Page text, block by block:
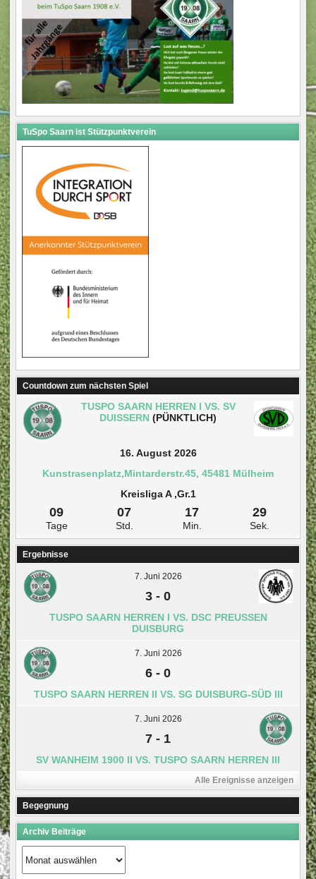
TuSpo Saarn ist Stützpunktverein
Countdown zum nächsten Spiel
TUSPO SAARN HERREN I VS. SV
DUISSERN (PÜNKTLICH)
16. August 2026
Kunstrasenplatz,Mintarderstr.45, 45481 Mülheim
Kreisliga A ,Gr.1
09
Tage
07
Std.
17
Min.
29
Sek.
Ergebnisse
7. Juni 2026
3 - 0
TUSPO SAARN HERREN I VS. DSC PREUSSEN D
UISBURG
7. Juni 2026
6 - 0
TUSPO SAARN HERREN II VS. SG DUISBURG-SÜD III
7. Juni 2026
7 - 1
SV WANHEIM 1900 II VS. TUSPO SAARN HERREN III
Alle Ereignisse anzeigen
Begegnung
Archiv Beiträge
Archiv
Beiträge